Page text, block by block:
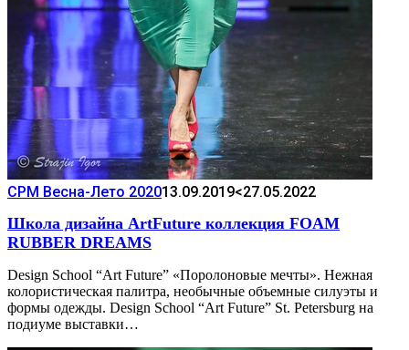
CPM Весна-Лето 202013.09.2019<27.05.2022
Школа дизайна ArtFuture коллекция FOAM
RUBBER DREAMS
Design School “Art Future” «Поролоновые мечты». Нежная
колористическая палитра, необычные объемные силуэты и
формы одежды. Design School “Art Future” St. Petersburg на
подиуме выставки…